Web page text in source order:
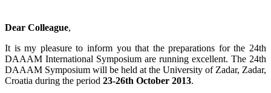
Dear Colleague,
It is my pleasure to inform you that the preparations for the 24th
DAAAM International Symposium are running excellent. The 24th
DAAAM Symposium will be held at the University of Zadar, Zadar,
Croatia during the period 23-26th October 2013.